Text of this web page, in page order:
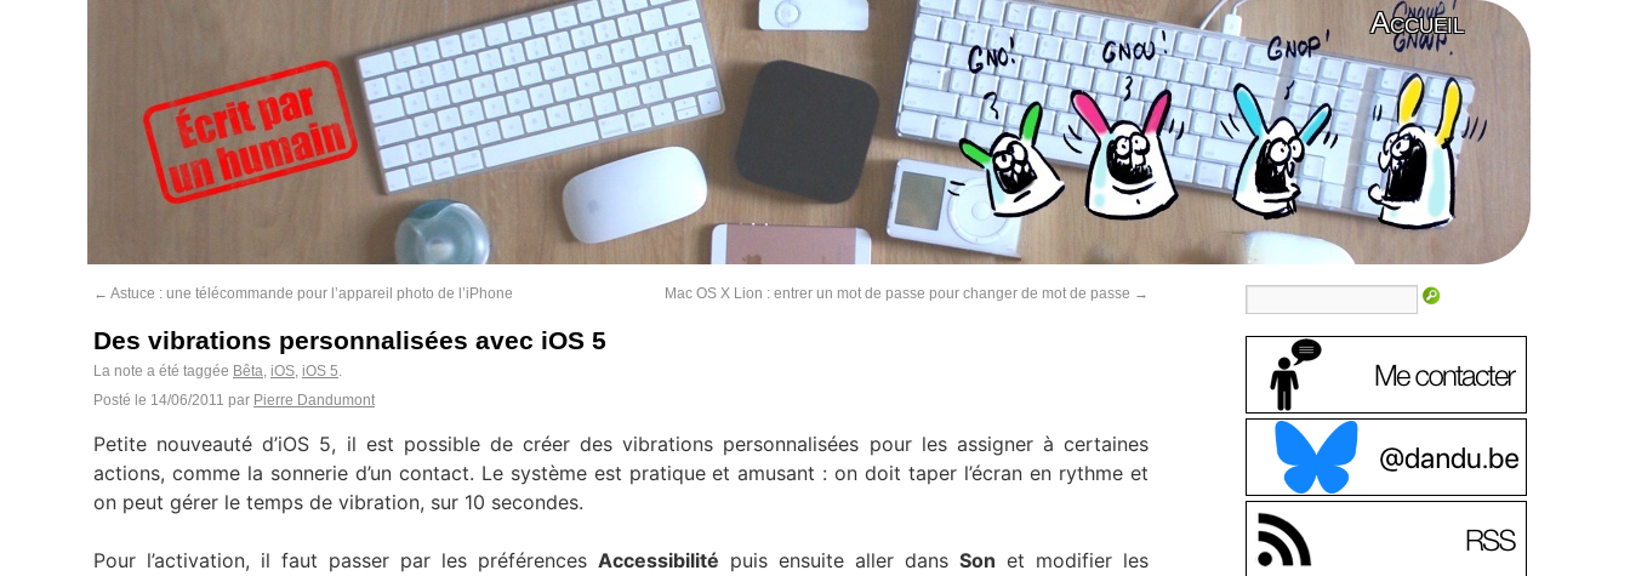
Accueil
← Astuce : une télécommande pour l’appareil photo de l’iPhone Mac OS X Lion : entrer un mot de passe pour changer de mot de passe →
Des vibrations personnalisées avec iOS 5
La note a été taggée Bêta, iOS, iOS 5.
Posté le 14/06/2011 par Pierre Dandumont
Petite nouveauté d’iOS 5, il est possible de créer des vibrations personnalisées pour les assigner à certaines
actions, comme la sonnerie d’un contact. Le système est pratique et amusant : on doit taper l’écran en rythme et
on peut gérer le temps de vibration, sur 10 secondes.
Pour l’activation, il faut passer par les préférences Accessibilité puis ensuite aller dans Son et modifier les